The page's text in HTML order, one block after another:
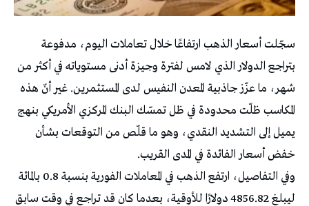
سجّلت أسعار الذهب ارتفاعًا خلال تعاملات اليوم، مدفوعة
بتراجع الدولار الذي لامس لفترة وجيزة أدنى مستوياته في أكثر من
شهر، ما عزّز جاذبية المعدن النفيس لدى المستثمرين. غير أنّ هذه
المكاسب ظلّت محدودة في ظل تمسّك البنك المركزي الأمريكي بنهج
يميل إلى التشديد النقدي، وهو ما قلّص من التوقعات بشأن
خفض أسعار الفائدة في المدى القريب.
وفي التفاصيل، ارتفع الذهب في المعاملات الفورية بنسبة 0.8 بالمائة
ليبلغ 4856.82 دولارًا للأوقية، بعدما كان قد تراجع في وقت سابق